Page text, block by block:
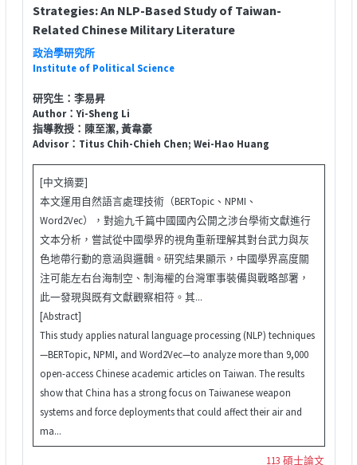
Strategies: An NLP-Based Study of Taiwan-
Related Chinese Military Literature
政治學研究所
Institute of Political Science
研究生：李易昇
Author：Yi-Sheng Li
指導教授：陳至潔, 黃韋豪
Advisor：Titus Chih-Chieh Chen; Wei-Hao Huang
[中文摘要]
本文運用自然語言處理技術（BERTopic、NPMI、
Word2Vec），對逾九千篇中國國內公開之涉台學術文獻進行
文本分析，嘗試從中國學界的視角重新理解其對台武力與灰
色地帶行動的意涵與邏輯。研究結果顯示，中國學界高度關
注可能左右台海制空、制海權的台灣軍事裝備與戰略部署，
此一發現與既有文獻觀察相符。其...
[Abstract]
This study applies natural language processing (NLP) techniques
—BERTopic, NPMI, and Word2Vec—to analyze more than 9,000
open-access Chinese academic articles on Taiwan. The results
show that China has a strong focus on Taiwanese weapon
systems and force deployments that could affect their air and
ma...
113 碩士論文